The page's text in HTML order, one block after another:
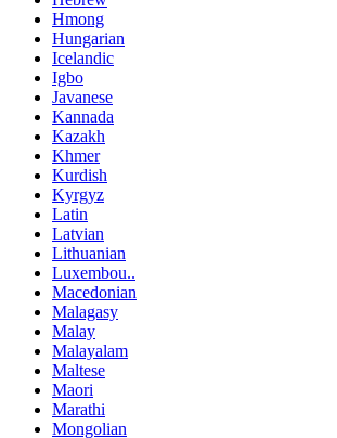
Hmong
Hungarian
Icelandic
Igbo
Javanese
Kannada
Kazakh
Khmer
Kurdish
Kyrgyz
Latin
Latvian
Lithuanian
Luxembou..
Macedonian
Malagasy
Malay
Malayalam
Maltese
Maori
Marathi
Mongolian